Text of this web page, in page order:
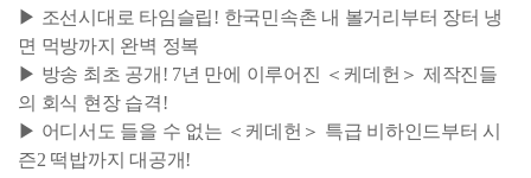
▶ 조선시대로 타임슬립! 한국민속촌 내 볼거리부터 장터 냉
면 먹방까지 완벽 정복
▶ 방송 최초 공개! 7년 만에 이루어진 ＜케데헌＞ 제작진들
의 회식 현장 습격!
▶ 어디서도 들을 수 없는 ＜케데헌＞ 특급 비하인드부터 시
즌2 떡밥까지 대공개!